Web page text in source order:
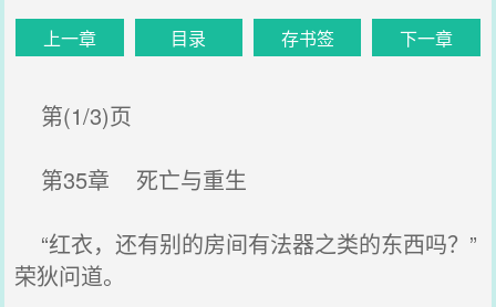
上一章 目录 存书签 下一章
第(1/3)页
第35章 死亡与重生
“红衣，还有别的房间有法器之类的东西吗？”
荣狄问道。